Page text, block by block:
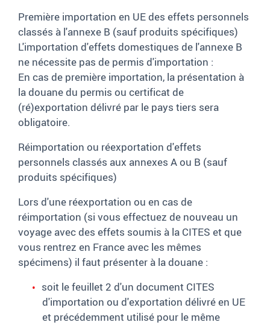
Première importation en UE des effets personnels
classés à l'annexe B (sauf produits spécifiques)
L'importation d'effets domestiques de l'annexe B
ne nécessite pas de permis d'importation :
En cas de première importation, la présentation à
la douane du permis ou certificat de
(ré)exportation délivré par le pays tiers sera
obligatoire.
Réimportation ou réexportation d'effets
personnels classés aux annexes A ou B (sauf
produits spécifiques)
Lors d'une réexportation ou en cas de
réimportation (si vous effectuez de nouveau un
voyage avec des effets soumis à la CITES et que
vous rentrez en France avec les mêmes
spécimens) il faut présenter à la douane :
soit le feuillet 2 d'un document CITES
d'importation ou d'exportation délivré en UE
et précédemment utilisé pour le même